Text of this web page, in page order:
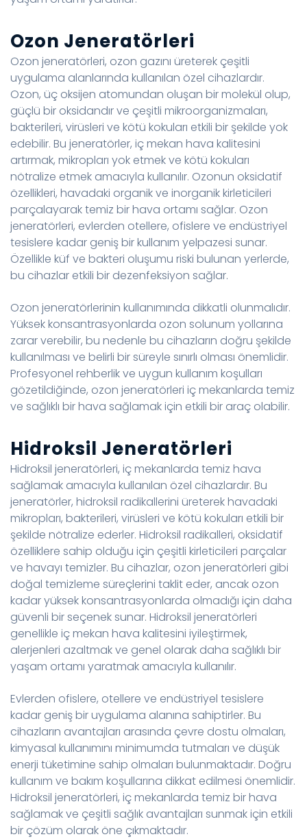
Ozon Jeneratörleri
Ozon jeneratörleri, ozon gazını üreterek çeşitli
uygulama alanlarında kullanılan özel cihazlardır.
Ozon, üç oksijen atomundan oluşan bir molekül olup,
güçlü bir oksidandır ve çeşitli mikroorganizmaları,
bakterileri, virüsleri ve kötü kokuları etkili bir şekilde yok
edebilir. Bu jeneratörler, iç mekan hava kalitesini
artırmak, mikropları yok etmek ve kötü kokuları
nötralize etmek amacıyla kullanılır. Ozonun oksidatif
özellikleri, havadaki organik ve inorganik kirleticileri
parçalayarak temiz bir hava ortamı sağlar. Ozon
jeneratörleri, evlerden otellere, ofislere ve endüstriyel
tesislere kadar geniş bir kullanım yelpazesi sunar.
Özellikle küf ve bakteri oluşumu riski bulunan yerlerde,
bu cihazlar etkili bir dezenfeksiyon sağlar.
Ozon jeneratörlerinin kullanımında dikkatli olunmalıdır.
Yüksek konsantrasyonlarda ozon solunum yollarına
zarar verebilir, bu nedenle bu cihazların doğru şekilde
kullanılması ve belirli bir süreyle sınırlı olması önemlidir.
Profesyonel rehberlik ve uygun kullanım koşulları
gözetildiğinde, ozon jeneratörleri iç mekanlarda temiz
ve sağlıklı bir hava sağlamak için etkili bir araç olabilir.
Hidroksil Jeneratörleri
Hidroksil jeneratörleri, iç mekanlarda temiz hava
sağlamak amacıyla kullanılan özel cihazlardır. Bu
jeneratörler, hidroksil radikallerini üreterek havadaki
mikropları, bakterileri, virüsleri ve kötü kokuları etkili bir
şekilde nötralize ederler. Hidroksil radikalleri, oksidatif
özelliklere sahip olduğu için çeşitli kirleticileri parçalar
ve havayı temizler. Bu cihazlar, ozon jeneratörleri gibi
doğal temizleme süreçlerini taklit eder, ancak ozon
kadar yüksek konsantrasyonlarda olmadığı için daha
güvenli bir seçenek sunar. Hidroksil jeneratörleri
genellikle iç mekan hava kalitesini iyileştirmek,
alerjenleri azaltmak ve genel olarak daha sağlıklı bir
yaşam ortamı yaratmak amacıyla kullanılır.
Evlerden ofislere, otellere ve endüstriyel tesislere
kadar geniş bir uygulama alanına sahiptirler. Bu
cihazların avantajları arasında çevre dostu olmaları,
kimyasal kullanımını minimumda tutmaları ve düşük
enerji tüketimine sahip olmaları bulunmaktadır. Doğru
kullanım ve bakım koşullarına dikkat edilmesi önemlidir.
Hidroksil jeneratörleri, iç mekanlarda temiz bir hava
sağlamak ve çeşitli sağlık avantajları sunmak için etkili
bir çözüm olarak öne çıkmaktadır.